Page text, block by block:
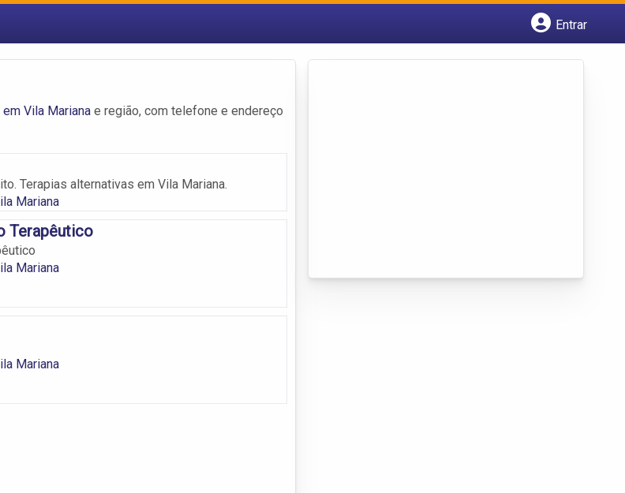
Entrar
Vila Mariana e região, com telefone e endereço
Terapias alternativas em Vila Mariana.
Mariana
Terapêutico
Mariana
Mariana